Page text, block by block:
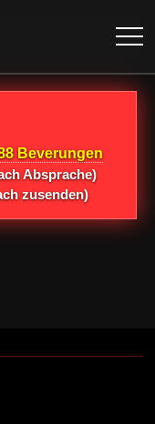
Beverungen
Absprache)
zusenden)